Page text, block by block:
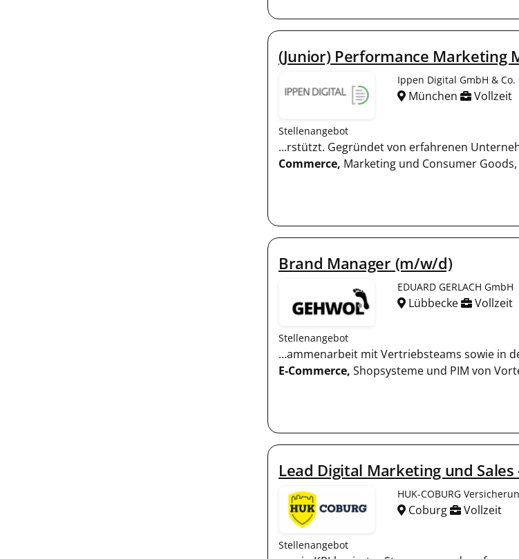
(Junior) Performance Marketing
Ippen Digital GmbH & Co.
München Vollzeit
Stellenangebot
...rstützt. Gegründet von erfahrenen
Commerce, Marketing und Consumer
Brand Manager (m/w/d)
EDUARD GERLACH GmbH
Lübbecke Vollzeit
Stellenangebot
...ammenarbeit mit Vertriebsteams sowie in
E-Commerce, Shopsysteme und PIM von
Lead Digital Marketing und
HUK-COBURG
Coburg Vollzeit
Stellenangebot